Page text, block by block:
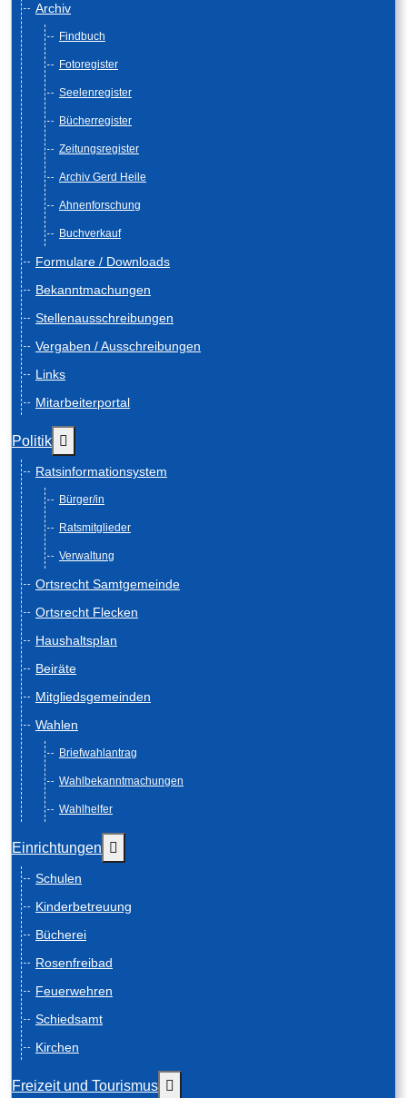
Archiv
Findbuch
Fotoregister
Seelenregister
Bücherregister
Zeitungsregister
Archiv Gerd Heile
Ahnenforschung
Buchverkauf
Formulare / Downloads
Bekanntmachungen
Stellenausschreibungen
Vergaben / Ausschreibungen
Links
Mitarbeiterportal
Politik
Ratsinformationsystem
Bürger/in
Ratsmitglieder
Verwaltung
Ortsrecht Samtgemeinde
Ortsrecht Flecken
Haushaltsplan
Beiräte
Mitgliedsgemeinden
Wahlen
Briefwahlantrag
Wahlbekanntmachungen
Wahlhelfer
Einrichtungen
Schulen
Kinderbetreuung
Bücherei
Rosenfreibad
Feuerwehren
Schiedsamt
Kirchen
Freizeit und Tourismus